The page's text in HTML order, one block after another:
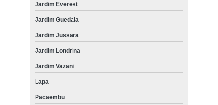
Jardim Everest
Jardim Guedala
Jardim Jussara
Jardim Londrina
Jardim Vazani
Lapa
Pacaembu